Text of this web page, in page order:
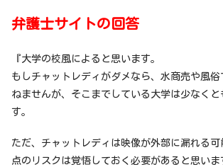
弁護士サイトの回答
『大学の校風によると思います。
もしチャットレディがダメなら、水商売や風
ねませんが、そこまでしている大学は少なく
す。
ただ、チャットレディは映像が外部に漏れる
点のリスクは覚悟しておく必要があると思いま